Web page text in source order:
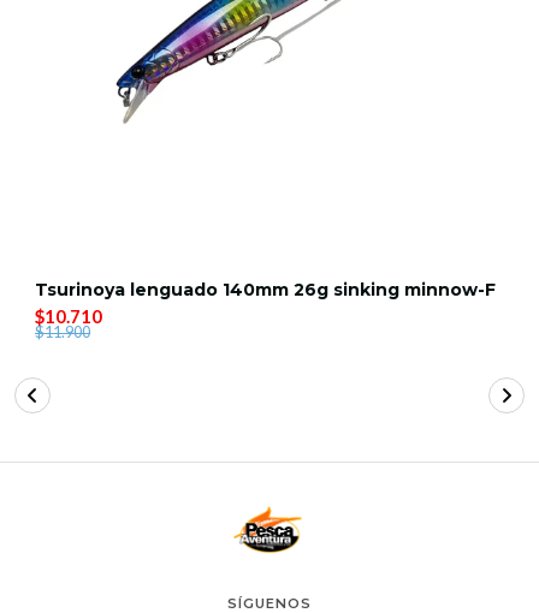
Tsurinoya lenguado 140mm 26g sinking minnow-F
$10.710
$11.900
SÍGUENOS